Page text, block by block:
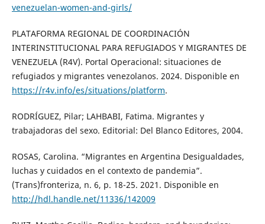
venezuelan-women-and-girls/
PLATAFORMA REGIONAL DE COORDINACIÓN
INTERINSTITUCIONAL PARA REFUGIADOS Y MIGRANTES DE
VENEZUELA (R4V). Portal Operacional: situaciones de
refugiados y migrantes venezolanos. 2024. Disponible en
https://r4v.info/es/situations/platform.
RODRÍGUEZ, Pilar; LAHBABI, Fatima. Migrantes y
trabajadoras del sexo. Editorial: Del Blanco Editores, 2004.
ROSAS, Carolina. “Migrantes en Argentina Desigualdades,
luchas y cuidados en el contexto de pandemia”.
(Trans)fronteriza, n. 6, p. 18-25. 2021. Disponible en
http://hdl.handle.net/11336/142009